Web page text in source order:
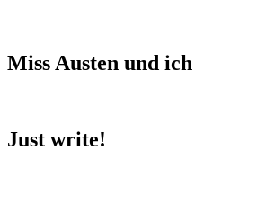
Miss Austen und ich
Just write!